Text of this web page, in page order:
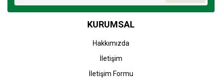
KURUMSAL
Hakkımızda
İletişim
İletişim Formu